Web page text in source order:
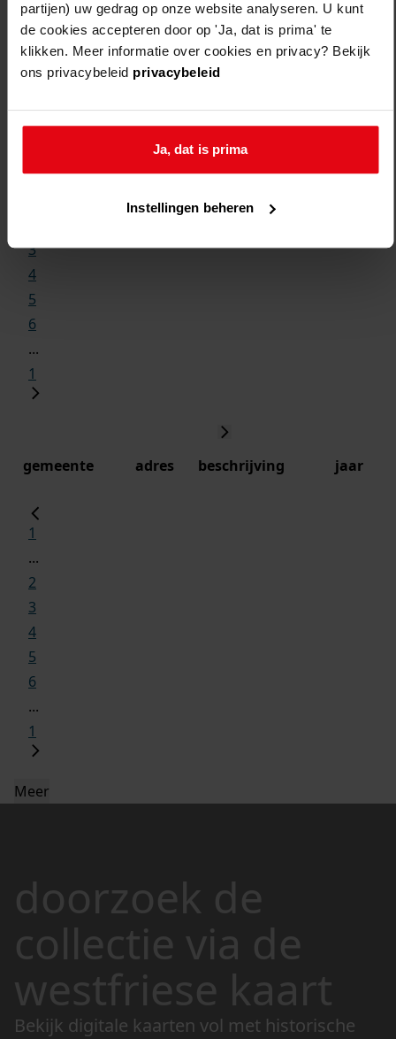
partijen) uw gedrag op onze website analyseren. U kunt
de cookies accepteren door op 'Ja, dat is prima' te
klikken. Meer informatie over cookies en privacy? Bekijk
ons privacybeleid privacybeleid
Ja, dat is prima
Instellingen beheren
1
3
4
5
6
...
1
gemeente adres beschrijving jaar
1
...
2
3
4
5
6
...
1
Meer
doorzoek de
collectie via de
westfriese kaart
Bekijk digitale kaarten vol met historische